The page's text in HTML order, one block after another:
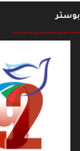
بوستر
--------------------